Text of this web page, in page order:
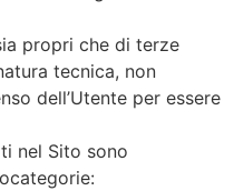
propri che di terze
tecnica, non
dell’Utente per essere
nel Sito sono